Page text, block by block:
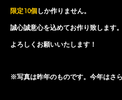
限定10個 しか作りません。
誠心誠意心を込めてお作り致します。
よろしくお願いいたします！
※写真は昨年のものです。今年はさ